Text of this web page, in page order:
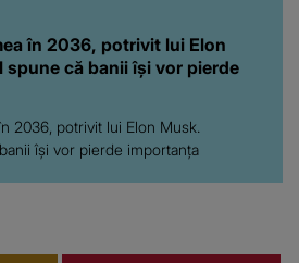
în 2036, potrivit lui Elon
că banii își vor pierde
2036, potrivit lui Elon Musk.
își vor pierde importanța